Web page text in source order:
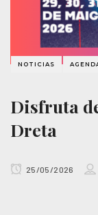
NOTICIAS
Disfruta
Dreta
25/05/2026